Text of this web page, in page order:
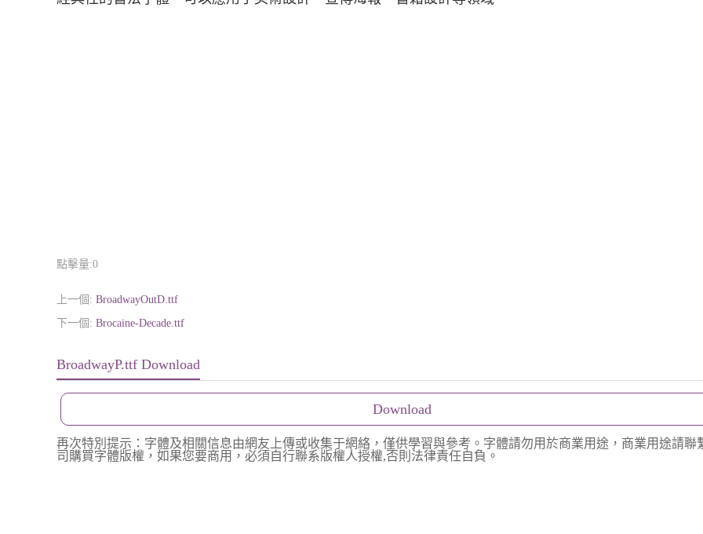
點擊量:0
上一個: BroadwayOutD.ttf
下一個: Brocaine-Decade.ttf
BroadwayP.ttf Download
Download
再次特別提示：字體及相關信息由網友上傳或收集于網絡，僅供學習與參考。字體請勿用於商業用途，商業用途請聯
司購買字體版權，如果您要商用，必須自行聯系版權人授權,否則法律責任自負。